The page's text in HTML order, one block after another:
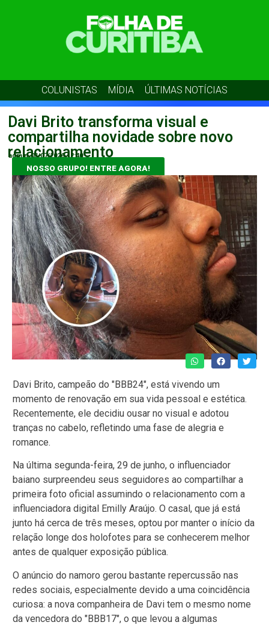
COLUNISTAS MÍDIA ÚLTIMAS NOTÍCIAS
Davi Brito transforma visual e
compartilha novidade sobre novo
relacionamento
admin 03/07/2026 12:40
NOSSO GRUPO! ENTRE AGORA!
Davi Brito, campeão do "BBB24", está vivendo um
momento de renovação em sua vida pessoal e estética.
Recentemente, ele decidiu ousar no visual e adotou
tranças no cabelo, refletindo uma fase de alegria e
romance.
Na última segunda-feira, 29 de junho, o influenciador
baiano surpreendeu seus seguidores ao compartilhar a
primeira foto oficial assumindo o relacionamento com a
influenciadora digital Emilly Araújo. O casal, que já está
junto há cerca de três meses, optou por manter o início da
relação longe dos holofotes para se conhecerem melhor
antes de qualquer exposição pública.
O anúncio do namoro gerou bastante repercussão nas
redes sociais, especialmente devido a uma coincidência
curiosa: a nova companheira de Davi tem o mesmo nome
da vencedora do "BBB17", o que levou a algumas